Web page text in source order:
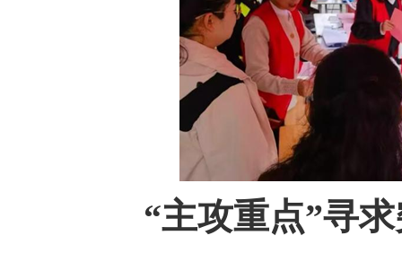
“主攻重点”寻